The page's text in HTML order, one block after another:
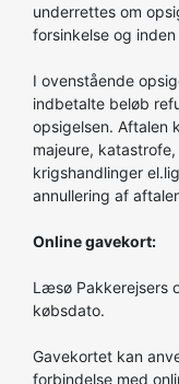
underrettes om
forsinkelse og
I ovenstående
indbetalte beløb
opsigelsen. Aftalen
majeure,
krigshandlinger
annullering af
Online gavekort:
Læsø Pakkerejsers
købsdato.
Gavekortet kan
forbindelse med